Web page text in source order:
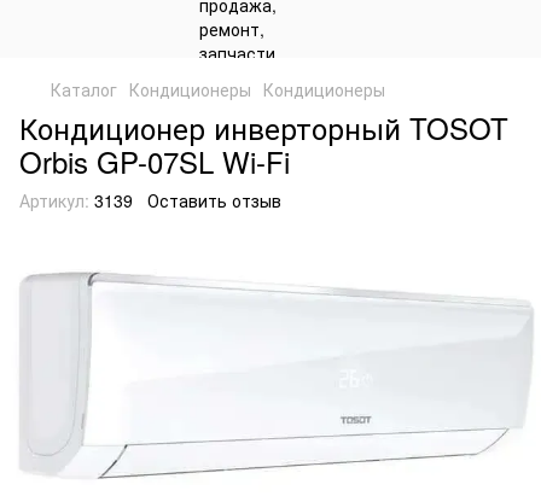
Каталог Кондиционеры Кондиционеры
Кондиционер инверторный TOSOT
Orbis GP-07SL Wi-Fi
Артикул: 3139 Оставить отзыв